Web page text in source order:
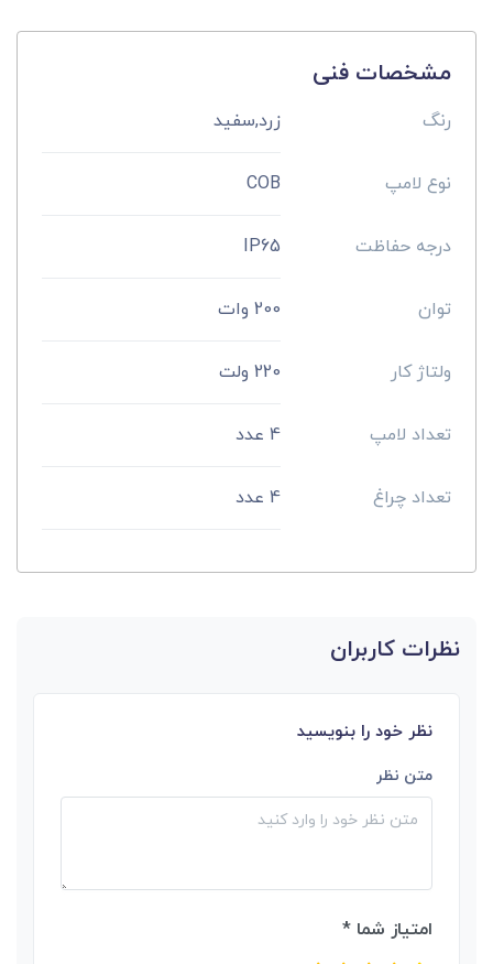
مشخصات فنی
رنگ زرد,سفید
نوع لامپ COB
درجه حفاظت IP65
توان 200 وات
ولتاژ کار 220 ولت
تعداد لامپ 4 عدد
تعداد چراغ 4 عدد
نظرات کاربران
نظر خود را بنویسید
متن نظر
امتیاز شما *